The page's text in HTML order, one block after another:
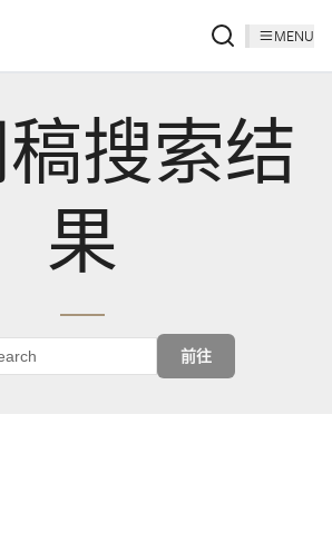
MENU
搜索结
果
前往